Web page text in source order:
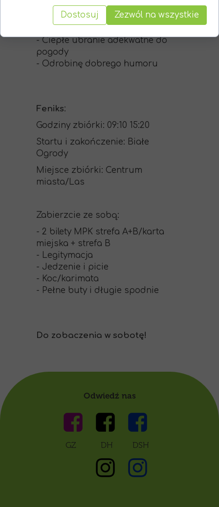
- Jedzienie i picie
- 12 zł (koszt biletów
- Ciepłe ubranie adekwatne do
pogody
- Odrobinę dobrego humoru
Feniks:
Godziny zbiórki: 09:10 15:20
Startu i zakończenie: Białe
Ogrody
Miejsce zbiórki: Centrum
miasta/Las
Zabierzcie ze sobą:
- 2 bilety MPK strefa A+B/karta
miejska + strefa B
- Legitymacja
- Jedzenie i picie
- Koc/karimata
- Pełne buty i długie spodnie
Do zobaczenia w sobotę!
GZ DH DSH
Odwiedź nas
Dostosuj Zezwól na wszystkie